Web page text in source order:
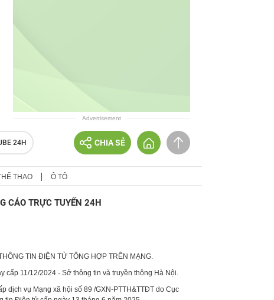
Advertisement
24H CHIA SẺ
THAO Ô TÔ
CÁO TRỰC TUYẾN 24H
TIN ĐIỆN TỬ TỔNG HỢP TRÊN MẠNG.
cấp 11/12/2024 - Sở thông tin và truyền thông Hà Nội.
dịch vụ Mạng xã hội số 89 /GXN-PTTH&TTĐT do Cục